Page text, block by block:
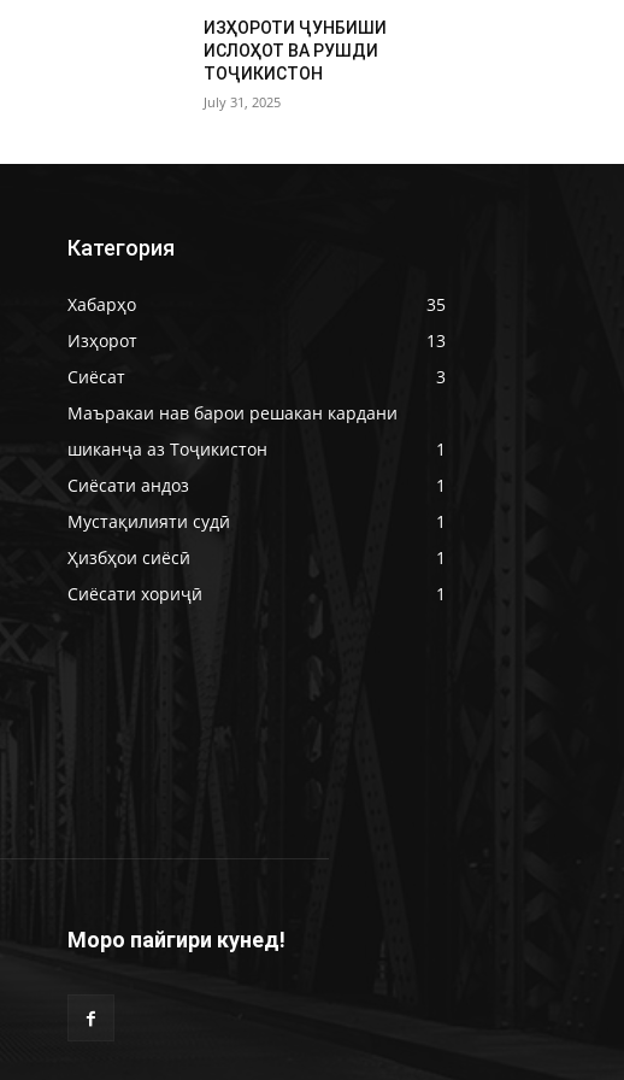
ИЗҲОРОТИ ҶУНБИШИ
ИСЛОҲОТ ВА РУШДИ
ТОҶИКИСТОН
July 31, 2025
Категория
Хабарҳо
35
Изҳорот
13
Сиёсат
3
Маъракаи нав барои решакан кардани
шиканҷа аз Тоҷикистон
1
Сиёсати андоз
1
Мустақилияти судӣ
1
Ҳизбҳои сиёсӣ
1
Сиёсати хориҷӣ
1
Моро пайгири кунед!